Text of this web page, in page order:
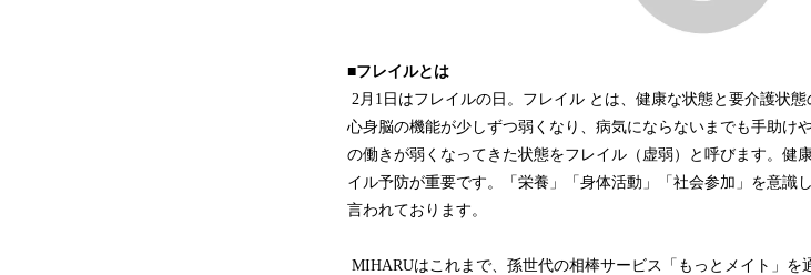
■フレイルとは
2月1日はフレイルの日。フレイル とは、健康な状態と要介護状
心身脳の機能が少しずつ弱くなり、病気にならないまでも手助け
の働きが弱くなってきた状態をフレイル（虚弱）と呼びます。健
イル予防が重要です。「栄養」「身体活動」「社会参加」を意識
言われております。
MIHARUはこれまで、孫世代の相棒サービス「もっとメイト」